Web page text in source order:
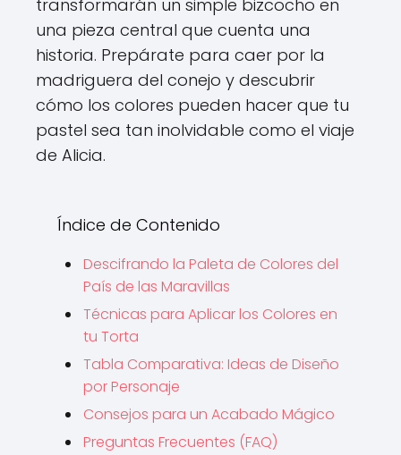
transformarán un simple bizcocho en
una pieza central que cuenta una
historia. Prepárate para caer por la
madriguera del conejo y descubrir
cómo los colores pueden hacer que tu
pastel sea tan inolvidable como el viaje
de Alicia.
Índice de Contenido
Descifrando la Paleta de Colores del
País de las Maravillas
Técnicas para Aplicar los Colores en
tu Torta
Tabla Comparativa: Ideas de Diseño
por Personaje
Consejos para un Acabado Mágico
Preguntas Frecuentes (FAQ)